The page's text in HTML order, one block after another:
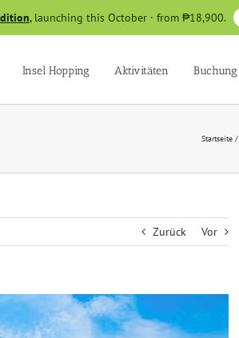
, launching this October · from ₱18,900.
Insel Hopping Aktivitäten Buchung
Startseite /
Zurück Vor